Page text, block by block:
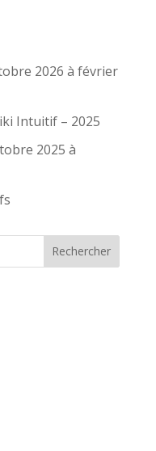
2026 à février
Intuitif – 2025
2025 à